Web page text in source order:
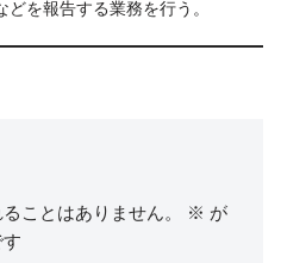
どを報告する業務を行う。
ことはありません。 ※ が